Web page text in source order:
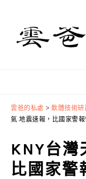
primary
navigation
content
primary
sidebar
雲爸的私處 >軟體技術研
氣.地震速報，比國家警
KNY台灣
比國家警